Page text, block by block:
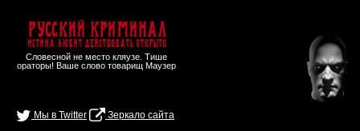
Русский Криминал
Истина любит действовать открыто
Словесной не место кляузе. Тише
ораторы! Ваше слово товарищ Маузер
Мы в Twitter Зеркало сайта